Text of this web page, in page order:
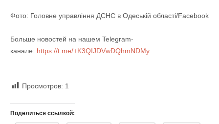
Фото: Головне управління ДСНС в Одеській області/Facebook
Больше новостей на нашем Telegram-
канале: https://t.me/+K3QIJDVwDQhmNDMy
Просмотров: 1
Поделиться ссылкой: